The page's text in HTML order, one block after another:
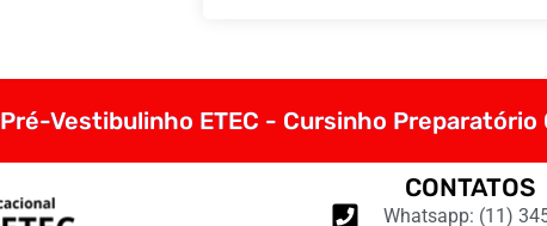
Pré-Vestibulinho ETEC - Cursinho
CONTATOS
Whatsapp: (11)